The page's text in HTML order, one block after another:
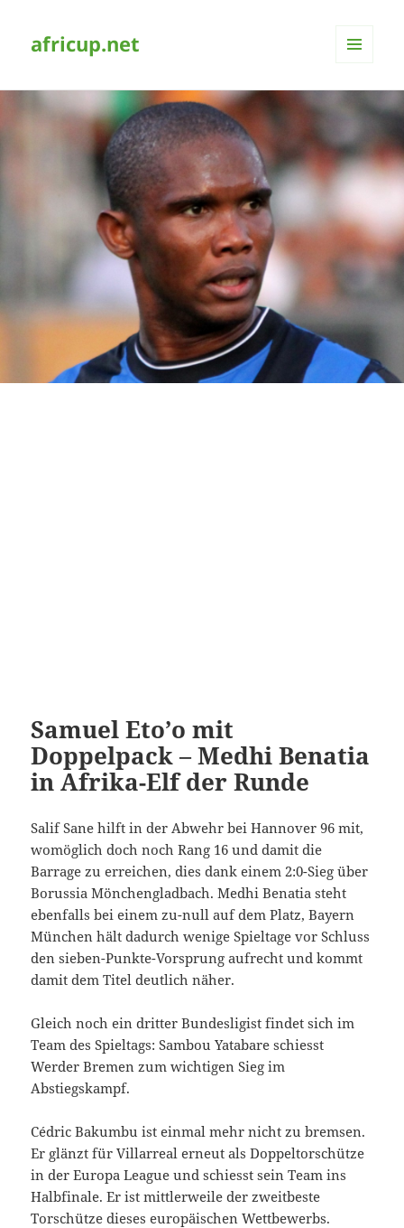
africup.net
Samuel Eto’o mit
Doppelpack – Medhi Benatia
in Afrika-Elf der Runde
Salif Sane hilft in der Abwehr bei Hannover 96 mit,
womöglich doch noch Rang 16 und damit die
Barrage zu erreichen, dies dank einem 2:0-Sieg über
Borussia Mönchengladbach. Medhi Benatia steht
ebenfalls bei einem zu-null auf dem Platz, Bayern
München hält dadurch wenige Spieltage vor Schluss
den sieben-Punkte-Vorsprung aufrecht und kommt
damit dem Titel deutlich näher.
Gleich noch ein dritter Bundesligist findet sich im
Team des Spieltags: Sambou Yatabare schiesst
Werder Bremen zum wichtigen Sieg im
Abstiegskampf.
Cédric Bakumbu ist einmal mehr nicht zu bremsen.
Er glänzt für Villarreal erneut als Doppeltorschütze
in der Europa League und schiesst sein Team ins
Halbfinale. Er ist mittlerweile der zweitbeste
Torschütze dieses europäischen Wettbewerbs.